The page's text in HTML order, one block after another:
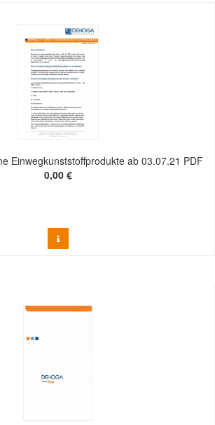
Einwegkunststoffprodukte ab 03.07.21 PDF
0,00 €